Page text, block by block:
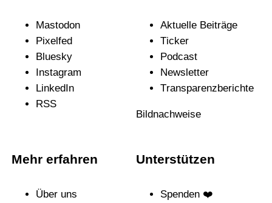
Mastodon
Pixelfed
Bluesky
Instagram
LinkedIn
RSS
Aktuelle Beiträge
Ticker
Podcast
News­letter
Trans­pa­renz­be­richte
Bildnachweise
Mehr erfahren
Über uns
Unterstützen
Spenden ❤️